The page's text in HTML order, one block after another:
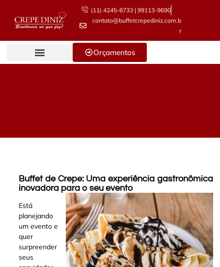
(11) 4245-8733 | 99113-9690
contato@buffetcrepediniz.com.b
r
Orçamentos
Buffet de Crepe: Uma experiência gastronômica
inovadora para o seu evento
Está
planejando
um evento e
quer
surpreender
seus